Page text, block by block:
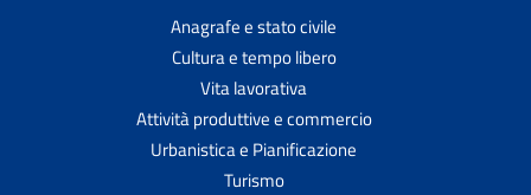
Anagrafe e stato civile
Cultura e tempo libero
Vita lavorativa
Attività produttive e commercio
Urbanistica e Pianificazione
Turismo